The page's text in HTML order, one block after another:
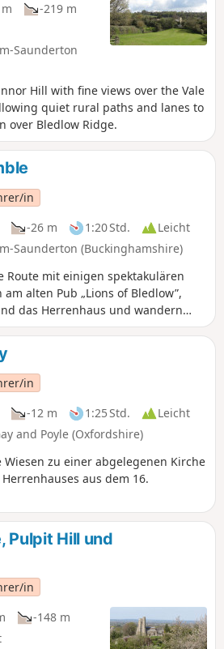
-219 m
Saunderton
Hill with fine views over the Vale
quiet rural paths and lanes to
over Bledlow Ridge.
in
-26 m 1:20 Std.
Leicht
Saunderton (Buckinghamshire)
Route mit einigen spektakulären
alten Pub „Lions of Bledlow”,
das Herrenhaus und wandern
Wegen. Auf dem Rückweg nach
Lyde Garden besuchen.
in
-12 m 1:25 Std.
Leicht
and Poyle (Oxfordshire)
Wiesen zu einer abgelegenen Kirche
aus dem 16.
Pulpit Hill und
in
-148 m